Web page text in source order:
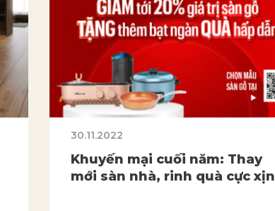
30.11.2022
Khuyến mại cuối năm: Thay
mới sàn nhà, rinh quà cực xịn